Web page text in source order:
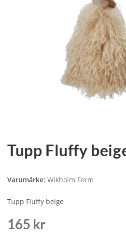
Tupp Fluffy
Varumärke: Wikholm Form
Tupp Fluffy beige
165 kr